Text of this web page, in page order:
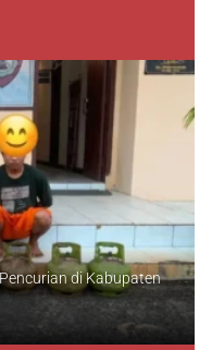
di Kabupaten